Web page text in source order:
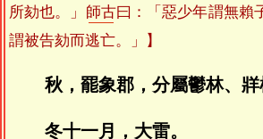
所劾也。」 師古曰：「惡少年謂無賴
謂被告劾而逃亡。」】
秋，罷象郡，分屬鬱林、牂
冬十一月，大雷。